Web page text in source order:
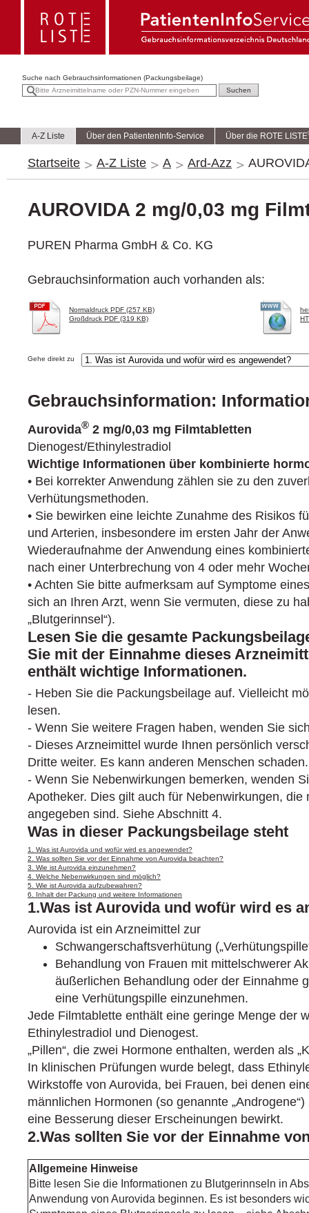
Suche nach Gebrauchsinformationen (Packungsbeilage)
A-Z Liste Über den PatientenInfo-Service Über die ROTE LISTE
Startseite A-Z Liste A Ard-Azz
AUROVIDA 2 mg/0,03 mg
PUREN Pharma GmbH & Co. KG
Gebrauchsinformation auch vorhanden als:
Normaldruck PDF (257 KB)
Großdruck PDF (319 KB)
Gehe direkt zu
Gebrauchsinformation:
Aurovida® 2 mg/0,03 mg Filmtabletten
Dienogest/Ethinylestradiol
Wichtige Informationen über kombinierte
• Bei korrekter Anwendung zählen sie zu den
Verhütungsmethoden.
• Sie bewirken eine leichte Zunahme des Risikos
und Arterien, insbesondere im ersten Jahr der
Wiederaufnahme der Anwendung eines
nach einer Unterbrechung von 4 oder mehr
• Achten Sie bitte aufmerksam auf Symptome
sich an Ihren Arzt, wenn Sie vermuten, diese zu
„Blutgerinnsel“).
Lesen Sie die gesamte
Sie mit der Einnahme dieses
enthält wichtige Informationen.
- Heben Sie die Packungsbeilage auf. Vielleicht
lesen.
- Wenn Sie weitere Fragen haben, wenden Sie
- Dieses Arzneimittel wurde Ihnen persönlich
Dritte weiter. Es kann anderen Menschen schaden.
- Wenn Sie Nebenwirkungen bemerken, wenden
Apotheker. Dies gilt auch für Nebenwirkungen,
angegeben sind. Siehe Abschnitt 4.
Was in dieser Packungsbeilage steht
1. Was ist Aurovida und wofür wird es angewendet?
2. Was sollten Sie vor der Einnahme von Aurovida beachten?
3. Wie ist Aurovida einzunehmen?
4. Welche Nebenwirkungen sind möglich?
5. Wie ist Aurovida aufzubewahren?
6. Inhalt der Packung und weitere Informationen
1.Was ist Aurovida und wofür wird es
Aurovida ist ein Arzneimittel zur
Schwangerschaftsverhütung
Behandlung von Frauen mit mittelschwerer
äußerlichen Behandlung oder der Einnahme
eine Verhütungspille einzunehmen.
Jede Filmtablette enthält eine geringe Menge der
Ethinylestradiol und Dienogest.
„Pillen“, die zwei Hormone enthalten, werden als
In klinischen Prüfungen wurde belegt, dass
Wirkstoffe von Aurovida, bei Frauen, bei denen
männlichen Hormonen (so genannte
eine Besserung dieser Erscheinungen bewirkt.
2.Was sollten Sie vor der Einnahme
Allgemeine Hinweise
Bitte lesen Sie die Informationen zu Blutgerinnseln in
Anwendung von Aurovida beginnen. Es ist besonders